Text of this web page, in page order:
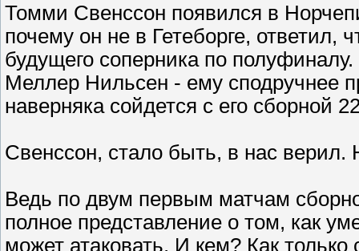
Томми Свенссон появился в
почему он не в Гетеборге, ответил,
будущего соперника по
Меллер Нильсен - ему сподручнее
наверняка сойдется с его сборной
Свенссон, стало быть, в нас
Ведь по двум первым матчам
полное представление о том, как
может атаковать. И кем? Как